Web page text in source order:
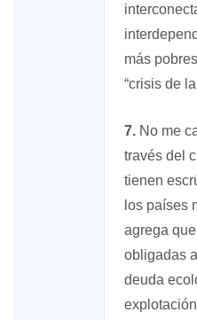
más
“crisis de
7. No me
través del
tienen
los países
agrega
obligadas
deuda